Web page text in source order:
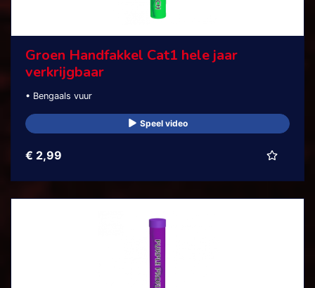
Groen Handfakkel Cat1 hele jaar
verkrijgbaar
• Bengaals vuur
Speel video
€ 2,99